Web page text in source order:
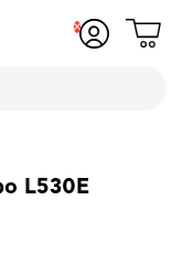
Δες
L530E